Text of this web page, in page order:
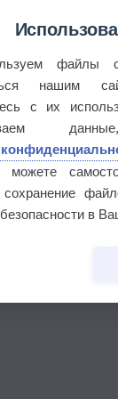
файлы
нашим
с их
сохранение
в